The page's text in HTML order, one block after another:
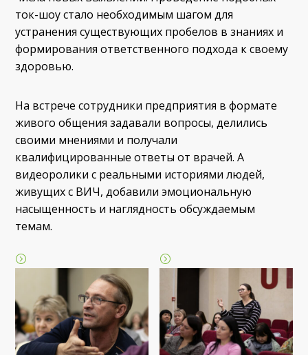
ток-шоу стало необходимым шагом для
устранения существующих пробелов в знаниях и
формирования ответственного подхода к своему
здоровью.
На встрече сотрудники предприятия в формате
живого общения задавали вопросы, делились
своими мнениями и получали
квалифицированные ответы от врачей. А
видеоролики с реальными историями людей,
живущих с ВИЧ, добавили эмоциональную
насыщенность и наглядность обсуждаемым
темам.